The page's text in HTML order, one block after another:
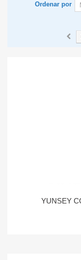
Ordenar por
YUNSEY